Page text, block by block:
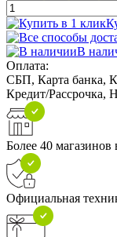
В
Оплата:
СБП, Карта банка,
Кредит/Рассрочка,
Более 40 магазинов
Официальная